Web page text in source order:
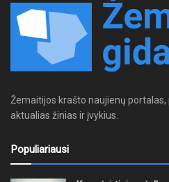
Žemaitijos krašto naujienų
aktualias žinias ir įvykius.
Populiariausi